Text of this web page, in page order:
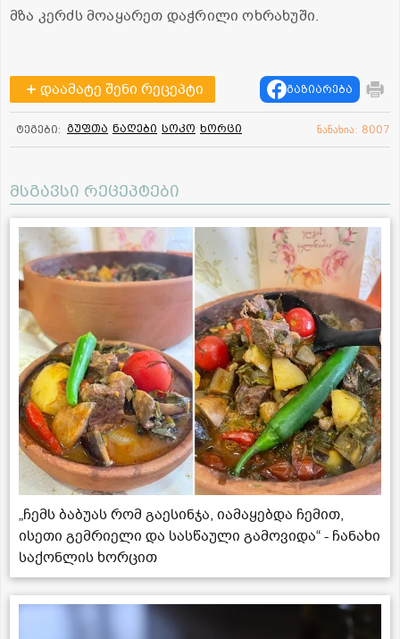
მზა კერძს მოაყარეთ დაჭრილი ოხრახუში.
დაამატე შენი რეცეპტი გაზიარება
ტეგები: გუფთა ნაღები სოკო ხორცი ნანახია: 8007
მსგავსი რეცეპტები
„ჩემს ბაბუას რომ გაესინჯა, იამაყებდა ჩემით,
ისეთი გემრიელი და სასწაული გამოვიდა“ - ჩანახი
საქონლის ხორცით